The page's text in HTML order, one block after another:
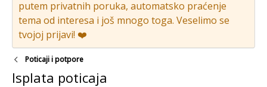
putem privatnih poruka, automatsko praćenje
tema od interesa i još mnogo toga. Veselimo se
tvojoj prijavi! ❤️
Poticaji i potpore
Isplata poticaja